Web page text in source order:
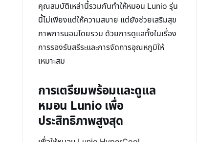
คุณสมบัติเหล่านี้รวมกันทำให้หมอน Lunio รุ่น
นี้ไม่เพียงแต่ให้ความสบาย แต่ยังช่วยเสริมสุข
ภาพการนอนโดยรวม ด้วยการดูแลทั้งในเรื่อง
การรองรับสรีระและการจัดการอุณหภูมิให้
เหมาะสม
การเตรียมพร้อมและดูแล
หมอน Lunio เพื่อ
ประสิทธิภาพสูงสุด